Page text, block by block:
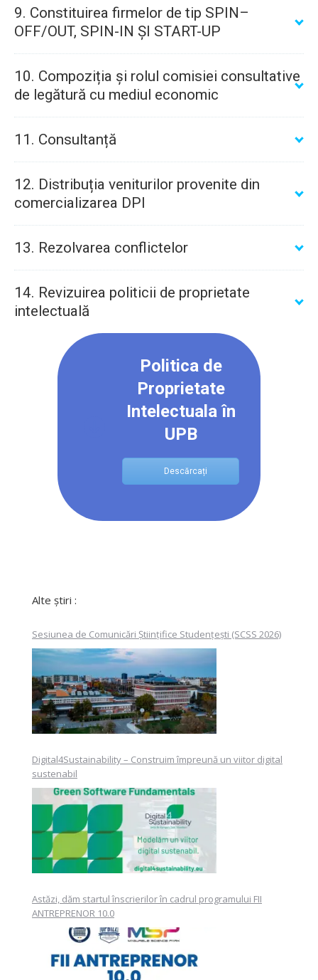
specialiștii invitați
a) Drepturile de autor
b) Programele educaționale și materialele
c) Rezultate create prin proiecte de natura
comenzilor din afara UPB
9. Constituirea firmelor de tip SPIN–
OFF/OUT, SPIN-IN ȘI START-UP
10. Compoziția și rolul comisiei consultative
de legătură cu mediul economic
11. Consultanță
12. Distribuția veniturilor provenite din
comercializarea DPI
13. Rezolvarea conflictelor
14. Revizuirea politicii de proprietate
intelectuală
Politica de
Proprietate
Intelectuala în
UPB
Descărcați
Alte știri :
Sesiunea de Comunicări Științifice Studențești (SCSS 2026)
Digital4Sustainability – Construim împreună un viitor digital
sustenabil
Astăzi, dăm startul înscrierilor în cadrul programului FII
ANTREPRENOR 10.0